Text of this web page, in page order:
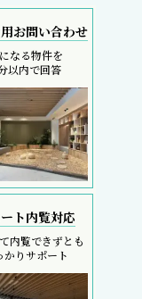
お問い合わせ
なる物件を
以内で回答
ト内覧対応
内覧できずとも
かりサポート